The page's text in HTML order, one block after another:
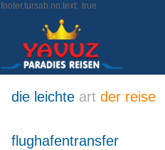
footer.tursab.no.text: true
die leichte art der reise
flughafentransfer